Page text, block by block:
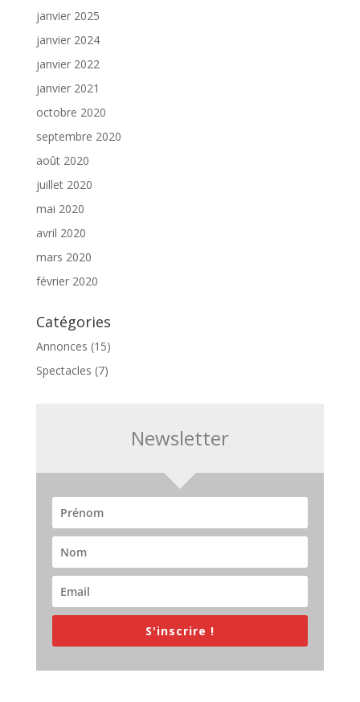
janvier 2025
janvier 2024
janvier 2022
janvier 2021
octobre 2020
septembre 2020
août 2020
juillet 2020
mai 2020
avril 2020
mars 2020
février 2020
Catégories
Annonces (15)
Spectacles (7)
Newsletter
S'inscrire !